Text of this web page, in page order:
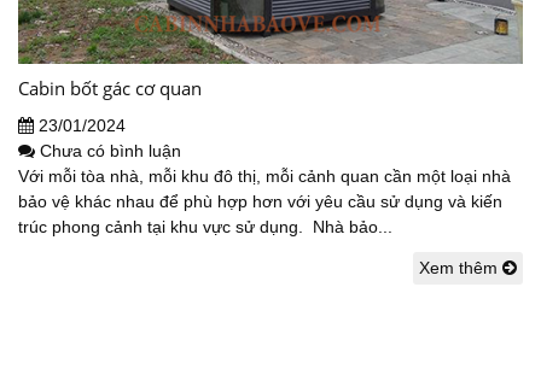
Cabin bốt gác cơ quan
23/01/2024
Chưa có bình luận
Với mỗi tòa nhà, mỗi khu đô thị, mỗi cảnh quan cần một loại nhà
bảo vệ khác nhau để phù hợp hơn với yêu cầu sử dụng và kiến
trúc phong cảnh tại khu vực sử dụng. Nhà bảo...
Xem thêm